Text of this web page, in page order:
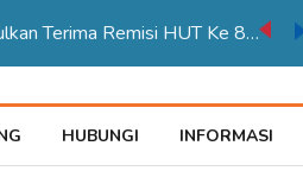
KTP Sesuai SOP
HUBUNGI INFORMASI